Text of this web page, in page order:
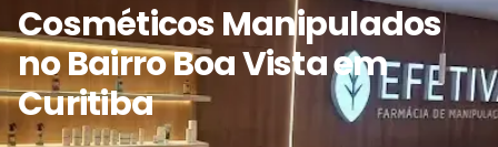
Cosméticos Manipulados
noBairro Boa Vista em
Curitiba